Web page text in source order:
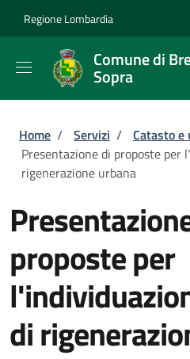
Regione Lombardia
Comune di
Sopra
Briciole di pane
Home / Servizi / Catasto
Presentazione di proposte per
rigenerazione urbana
proposte per
di